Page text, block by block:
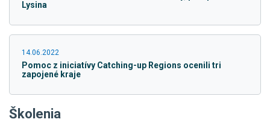
Lysina
14.06.2022
Pomoc z iniciatívy Catching-up Regions ocenili tri
zapojené kraje
Školenia